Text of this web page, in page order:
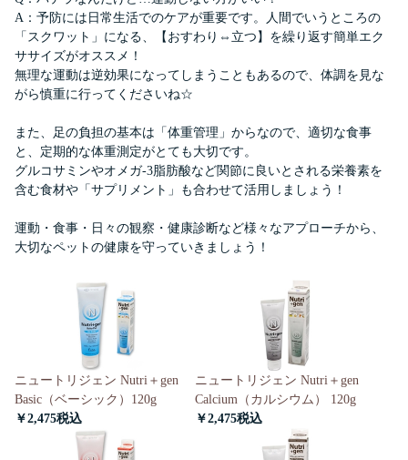
A：予防には日常生活でのケアが重要です。人間でいうところの
「スクワット」になる、【おすわり⇔立つ】を繰り返す簡単エク
ササイズがオススメ！
無理な運動は逆効果になってしまうこともあるので、体調を見な
がら慎重に行ってくださいね☆
また、足の負担の基本は「体重管理」からなので、適切な食事
と、定期的な体重測定がとても大切です。
グルコサミンやオメガ-3脂肪酸など関節に良いとされる栄養素を
含む食材や「サプリメント」も合わせて活用しましょう！
運動・食事・日々の観察・健康診断など様々なアプローチから、
大切なペットの健康を守っていきましょう！
ニュートリジェン Nutri＋gen
Basic（ベーシック）120g
￥2,475
ニュートリジェン Nutri＋gen
Calcium（カルシウム） 120g
￥2,475